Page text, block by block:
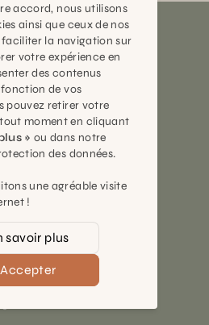
accord, nous utilisons
ainsi que ceux de nos
la navigation sur
votre expérience en
des contenus
de vos
pouvez retirer votre
moment en cliquant
» ou dans notre
des données.
une agréable visite
!
savoir plus
Accepter